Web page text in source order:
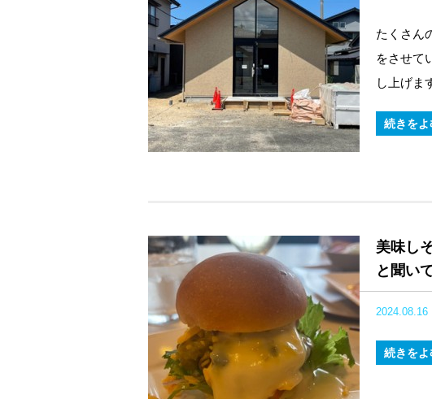
たくさん
をさせて
し上げま
続きをよ
美味し
と聞い
2024.08.16
続きをよ